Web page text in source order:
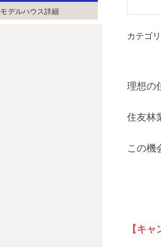
モデルハウス詳細
カテゴ
理想の
住友林
この機
【キ